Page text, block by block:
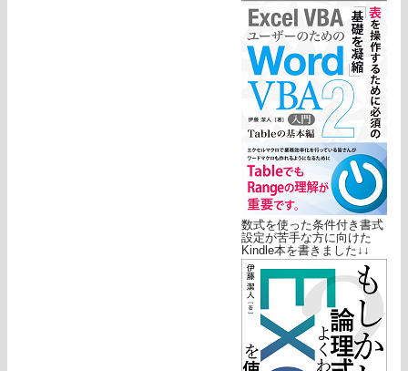
数式を使った条件付き書式
設定が苦手な方に向けた
Kindle本を書きました↓↓